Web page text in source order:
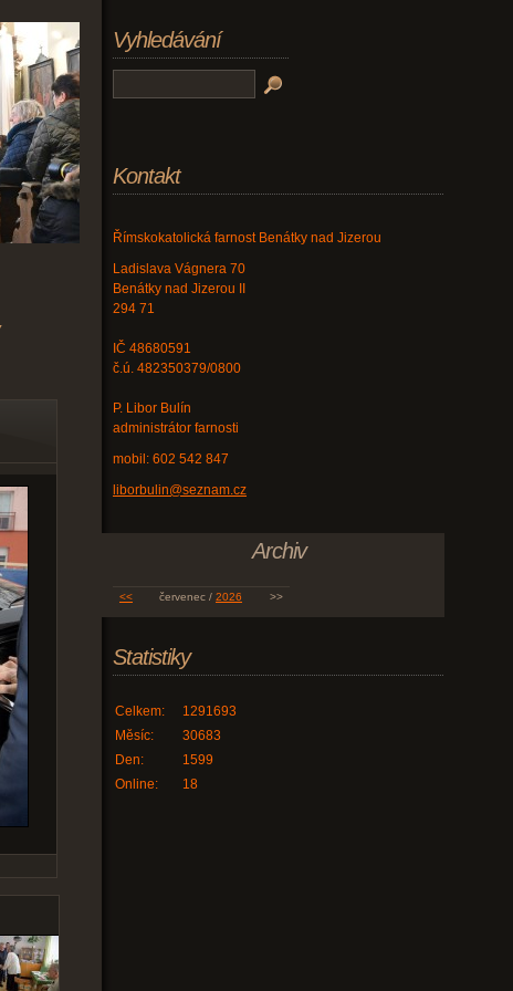
Vyhledávání
Kontakt
Římskokatolická farnost Benátky nad Jizerou
Ladislava Vágnera 70
Benátky nad Jizerou II
294 71
IČ 48680591
č.ú. 482350379/0800
P. Libor Bulín
administrátor farnosti
mobil: 602 542 847
liborbulin@seznam.cz
Archiv
<< červenec / 2026 >>
Statistiky
Online: 18
Celkem:
1291693
Měsíc:
30683
Den:
1599